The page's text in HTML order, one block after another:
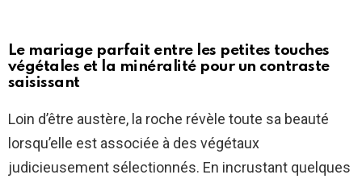
Le mariage parfait entre les petites touches
végétales et la minéralité pour un contraste
saisissant
Loin d’être austère, la roche révèle toute sa beauté
lorsqu’elle est associée à des végétaux
judicieusement sélectionnés. En incrustant quelques